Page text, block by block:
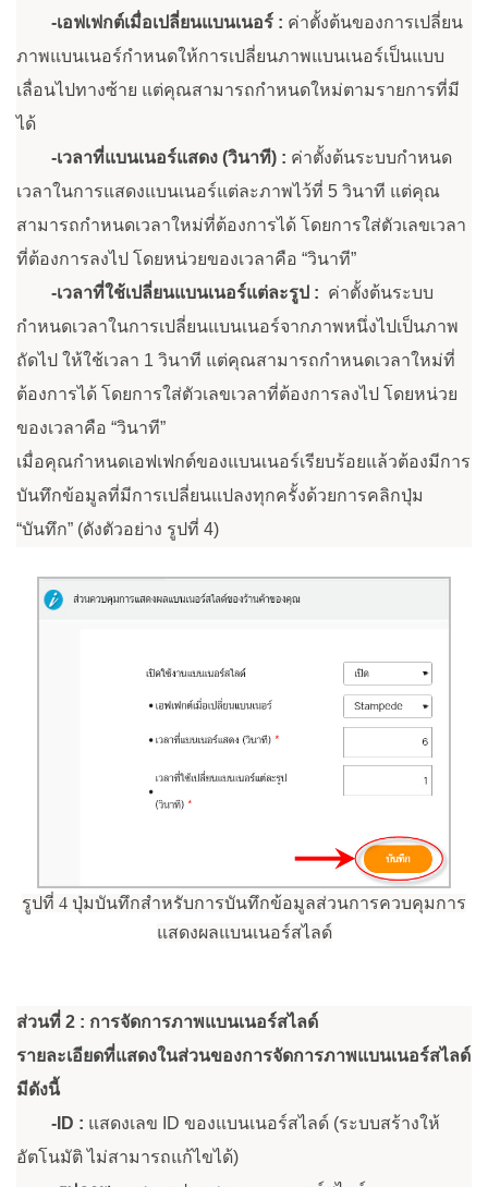
-เอฟเฟกต์เมื่อเปลี่ยนแบนเนอร์ : ค่าตั้งต้นของการเปลี่ยน
ภาพแบนเนอร์กำหนดให้การเปลี่ยนภาพแบนเนอร์เป็นแบบ
เลื่อนไปทางซ้าย แต่คุณสามารถกำหนดใหม่ตามรายการที่มี
ได้
-เวลาที่แบนเนอร์แสดง (วินาที) : ค่าตั้งต้นระบบกำหนด
เวลาในการแสดงแบนเนอร์แต่ละภาพไว้ที่ 5 วินาที แต่คุณ
สามารถกำหนดเวลาใหม่ที่ต้องการได้ โดยการใส่ตัวเลขเวลา
ที่ต้องการลงไป โดยหน่วยของเวลาคือ “วินาที”
-เวลาที่ใช้เปลี่ยนแบนเนอร์แต่ละรูป : ค่าตั้งต้นระบบ
กำหนดเวลาในการเปลี่ยนแบนเนอร์จากภาพหนึ่งไปเป็นภาพ
ถัดไป ให้ใช้เวลา 1 วินาที แต่คุณสามารถกำหนดเวลาใหม่ที่
ต้องการได้ โดยการใส่ตัวเลขเวลาที่ต้องการลงไป โดยหน่วย
ของเวลาคือ “วินาที”
เมื่อคุณกำหนดเอฟเฟกต์ของแบนเนอร์เรียบร้อยแล้วต้องมีการ
บันทึกข้อมูลที่มีการเปลี่ยนแปลงทุกครั้งด้วยการคลิกปุ่ม
“บันทึก” (ดังตัวอย่าง รูปที่ 4)
รูปที่ 4 ปุ่มบันทึกสำหรับการบันทึกข้อมูลส่วนการควบคุมการ
แสดงผลแบนเนอร์สไลด์
ส่วนที่ 2 : การจัดการภาพแบนเนอร์สไลด์
รายละเอียดที่แสดงในส่วนของการจัดการภาพแบนเนอร์สไลด์
มีดังนี้
-ID : แสดงเลข ID ของแบนเนอร์สไลด์ (ระบบสร้างให้
อัตโนมัติ ไม่สามารถแก้ไขได้)